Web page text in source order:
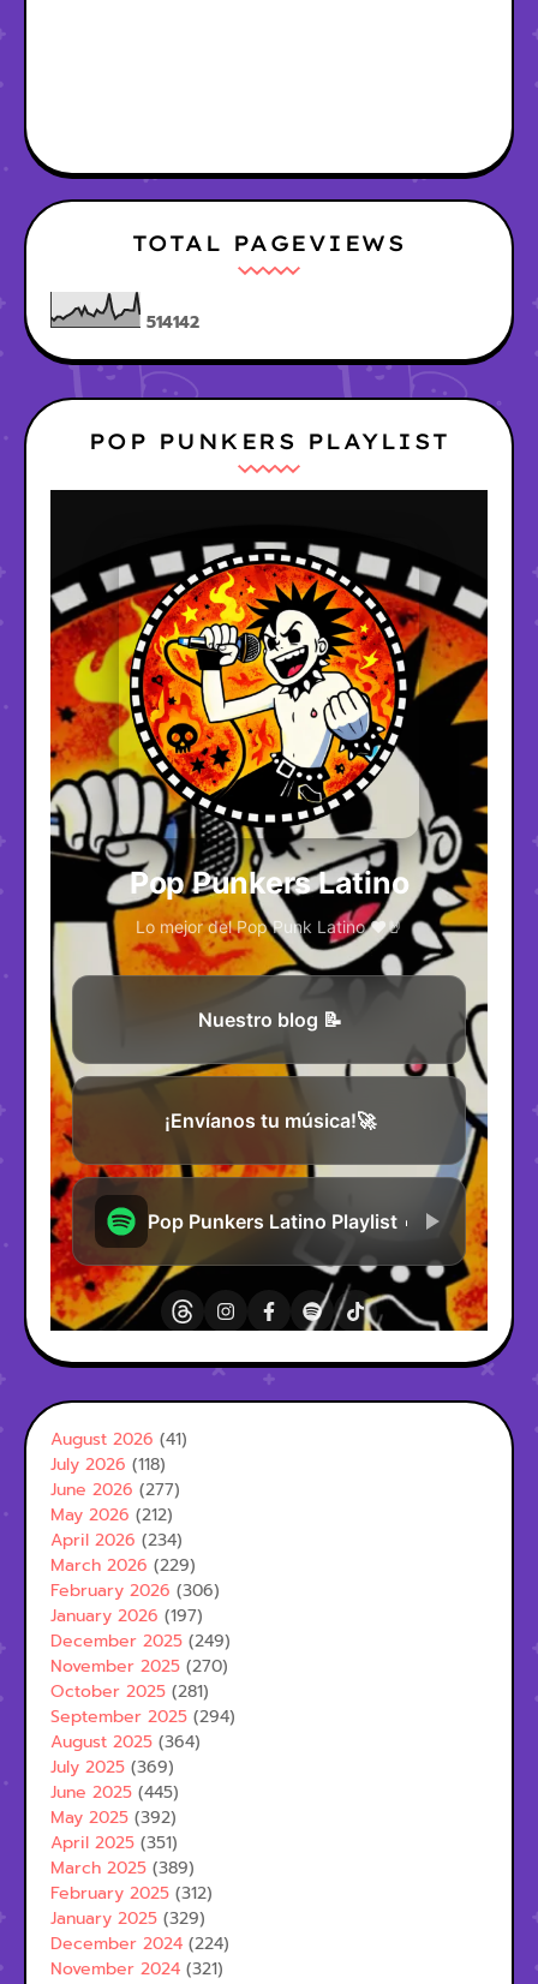
TOTAL PAGEVIEWS
514142
POP PUNKERS PLAYLIST
August 2026 (41)
July 2026 (118)
June 2026 (277)
May 2026 (212)
April 2026 (234)
March 2026 (229)
February 2026 (306)
January 2026 (197)
December 2025 (249)
November 2025 (270)
October 2025 (281)
September 2025 (294)
August 2025 (364)
July 2025 (369)
June 2025 (445)
May 2025 (392)
April 2025 (351)
March 2025 (389)
February 2025 (312)
January 2025 (329)
December 2024 (224)
November 2024 (321)